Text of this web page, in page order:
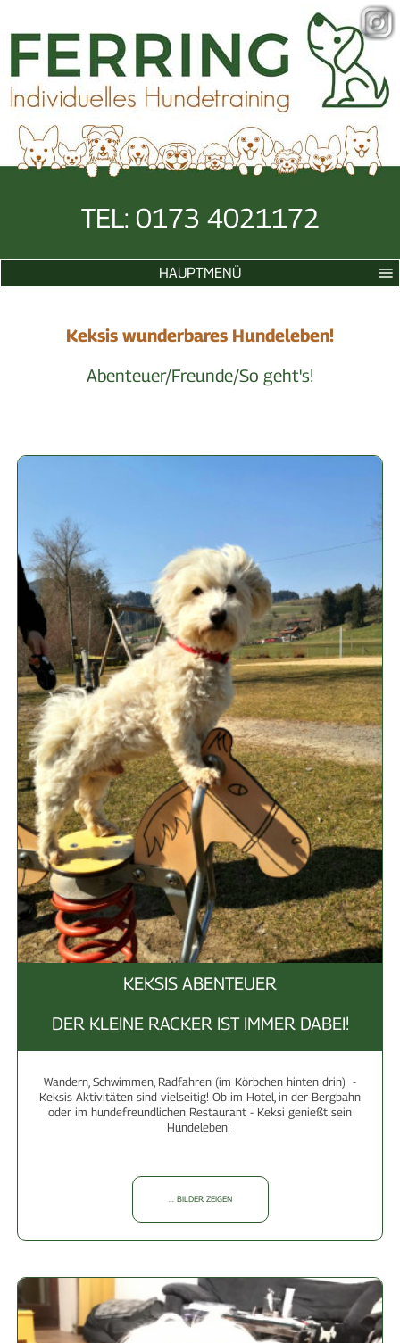
TEL: 0173 4021172
HAUPTMENÜ
Keksis wunderbares Hundeleben!
Abenteuer/Freunde/So geht's!
KEKSIS ABENTEUER
DER KLEINE RACKER IST IMMER DABEI!
Wandern, Schwimmen, Radfahren (im Körbchen hinten drin) -
Keksis Aktivitäten sind vielseitig! Ob im Hotel, in der Bergbahn
oder im hundefreundlichen Restaurant - Keksi genießt sein
Hundeleben!
... BILDER ZEIGEN